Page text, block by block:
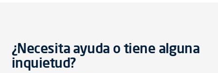
¿Necesita ayuda o tiene alguna
inquietud?